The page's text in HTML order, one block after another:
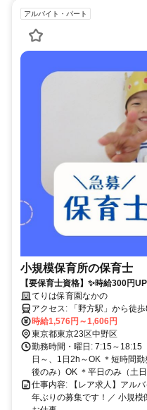
アルバイト・パート
小規模保育所の保育士
【要保育士資格】✨時給300円
経験OK✅ブランク歓迎！土曜は
てりは保育園なかの
アクセス: 「野方駅」
時給1,576円～1,606円
東京都東京23区中野区
勤務時間・曜日: 7:15～18:15
日～、1日2h～OK ＊短時間
後のみ）OK ＊平日のみ（土
仕事内容: 【レア求人】アル
年ぶりの募集です！／ 小規